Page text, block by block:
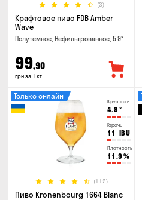
(3)
Крафтовое пиво FDB Amber
Wave
Полутемное, Нефильтрованное, 5.9°
99,90
грн за 1 кг
Крепость
4.8 °
Горечь
11 IBU
Плотность
11.9 %
(112)
Только онлайн
Пиво Kronenbourg 1664 Blanc